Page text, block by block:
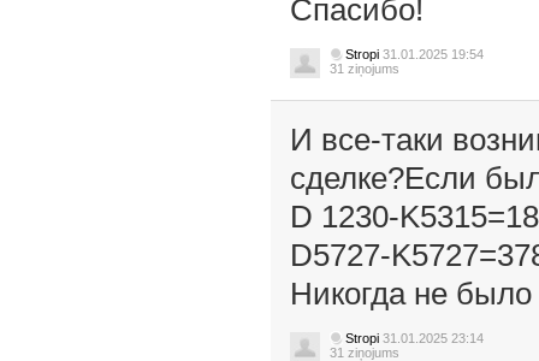
Спасибо!
Stropi 31.01.2025 19:54
31 ziņojums
И все-таки
сделке?Если
D 1230-
D5727-
Никогда не
Stropi 31.01.2025 23:14
31 ziņojums